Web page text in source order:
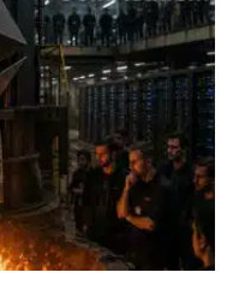
récompenses des